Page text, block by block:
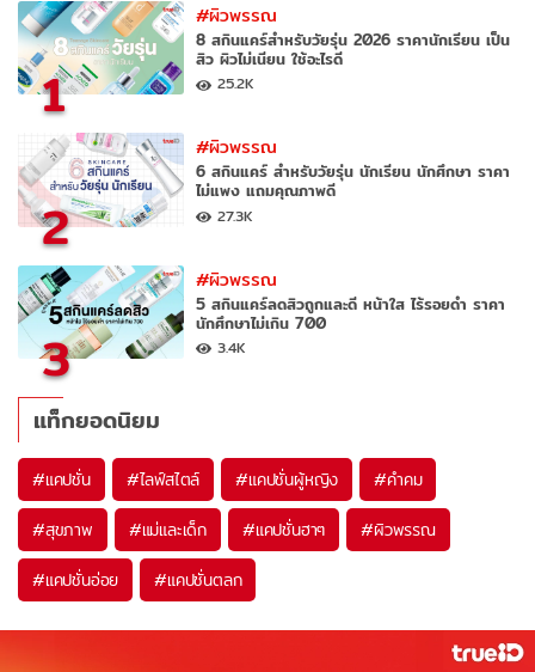
1
#ผิวพรรณ
8 สกินแคร์สำหรับวัยรุ่น 2026 ราคานักเรียน เป็น
สิว ผิวไม่เนียน ใช้อะไรดี
25.2K
2
#ผิวพรรณ
6 สกินแคร์ สำหรับวัยรุ่น นักเรียน นักศึกษา ราคา
ไม่แพง แถมคุณภาพดี
27.3K
3
#ผิวพรรณ
5 สกินแคร์ลดสิวถูกและดี หน้าใส ไร้รอยดำ ราคา
นักศึกษาไม่เกิน 700
3.4K
แท็กยอดนิยม
#แคปชั่น #ไลฟ์สไตล์ #แคปชั่นผู้หญิง #คำคม
#สุขภาพ #แม่และเด็ก #แคปชั่นฮาๆ #ผิวพรรณ
#แคปชั่นอ่อย #แคปชั่นตลก